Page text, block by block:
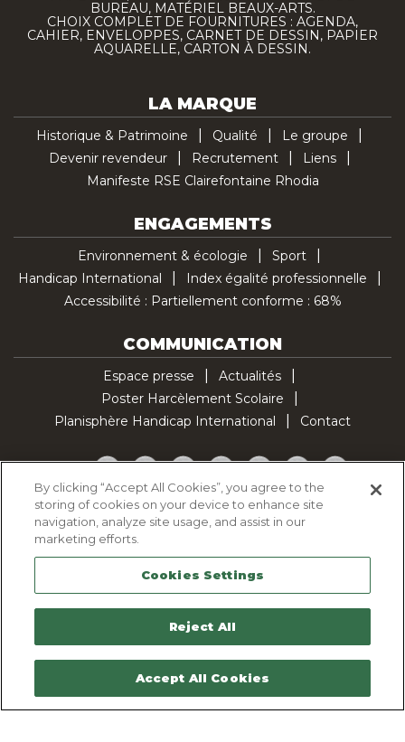
BUREAU, MATÉRIEL BEAUX-ARTS.
CHOIX COMPLET DE FOURNITURES : AGENDA,
CAHIER, ENVELOPPES, CARNET DE DESSIN, PAPIER
AQUARELLE, CARTON À DESSIN.
LA MARQUE
Historique & Patrimoine Qualité
Le groupe
Devenir revendeur
Recrutement
Liens
Manifeste RSE Clairefontaine Rhodia
ENGAGEMENTS
Environnement & écologie
Sport
Handicap International
Index égalité professionnelle
Accessibilité : Partiellement conforme : 68%
COMMUNICATION
Espace presse
Actualités
Poster Harcèlement Scolaire
Planisphère Handicap International
Contact
Facebook
TwitterYouTubePinterestInstagramLinkedInTikTok
Politique d'utilisation des cookies
Politique de confidentialité
Mentions légales
Plan du site
Contactez-nous
By clicking “Accept All Cookies”, you agree to the
storing of cookies on your device to enhance site
navigation, analyze site usage, and assist in our
marketing efforts.
Cookies Settings
Reject All
Accept All Cookies